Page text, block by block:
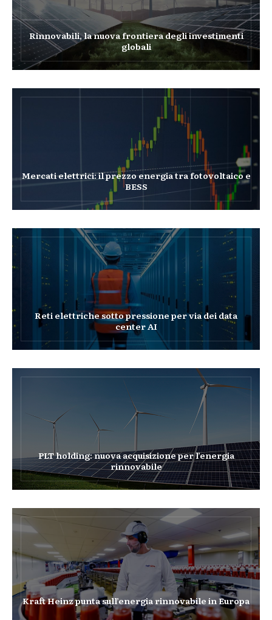
Rinnovabili, la nuova frontiera degli investimenti
globali
Mercati elettrici: il prezzo energia tra fotovoltaico e
BESS
Reti elettriche sotto pressione per via dei data
center AI
PLT holding: nuova acquisizione per l’energia
rinnovabile
Kraft Heinz punta sull’energia rinnovabile in Europa